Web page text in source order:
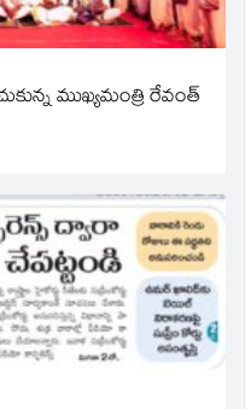
ముఖ్యమంత్రి రేవంత్